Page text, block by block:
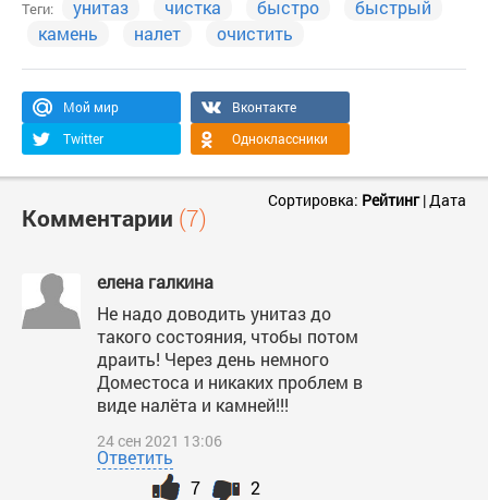
Теги: унитаз чистка быстро
быстрый
камень
налет очистить
Мой мир
Вконтакте
Twitter
Одноклассники
Комментарии (7)
Сортировка: Рейтинг| Дата
елена галкина
Не надо доводить унитаз до
такого состояния, чтобы потом
драить! Через день немного
Доместоса и никаких проблем в
виде налёта и камней!!!
24 сен 2021 13:06
Ответить
2
7